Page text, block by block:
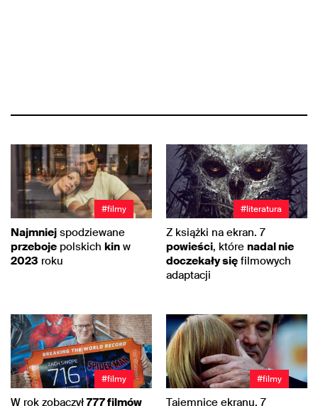
#filmy
Najmniej spodziewane
przeboje polskich kin w
2023 roku
#literatura
Z książki na ekran. 7
powieści, które nadal nie
doczekały się filmowych
adaptacji
#filmy
W rok zobaczył 777 filmów
#filmy
Tajemnice ekranu. 7